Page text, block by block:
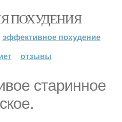
ПОХУДЕНИЯ
эффективное похудение
отзывы
старинное